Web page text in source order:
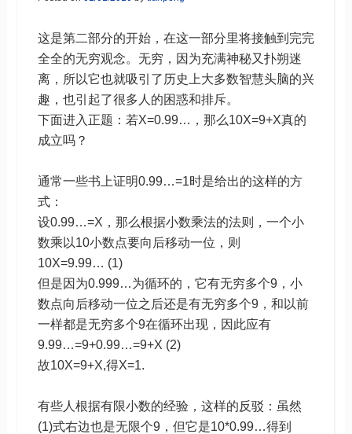
这是第二部分的开始，在这一部分里将接触到完完
全全的无穷观念。无穷，因为充满神秘又扑朔迷
离，所以它也就吸引了历史上大多数智慧头脑的兴
趣，也引起了很多人的困惑和排斥。
下面进入正题：若X=0.99…，那么10X=9+X真的
成立吗？
通常一些书上证明0.99…=1时是给出的这样的方
式：
设0.99…=X，那么根据小数乘法的法则，一个小
数乘以10小数点要向后移动一位，则
10X=9.99… (1)
但是因为0.999…为循环的，它有无穷多个9，小
数点向后移动一位之后还是有无穷多个9，和以前
一样都是无穷多个9在循环出现，因此应有
9.99…=9+0.99…=9+X (2)
故10X=9+X,得X=1.
有些人根据有限小数的经验，这样的反驳：虽然
(1)式右边也是无限个9，但它是10*0.99…得到